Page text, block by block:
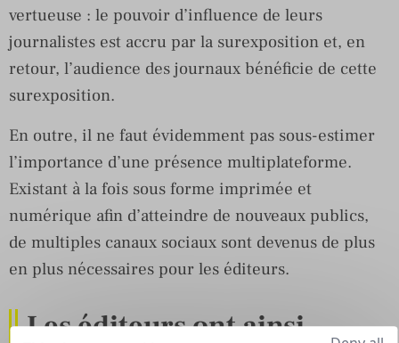
vertueuse : le pouvoir d’influence de leurs
journalistes est accru par la surexposition et, en
retour, l’audience des journaux bénéficie de cette
surexposition.
En outre, il ne faut évidemment pas sous-estimer
l’importance d’une présence multiplateforme.
Existant à la fois sous forme imprimée et
numérique afin d’atteindre de nouveaux publics,
de multiples canaux sociaux sont devenus de plus
en plus nécessaires pour les éditeurs.
Les éditeurs ont ainsi